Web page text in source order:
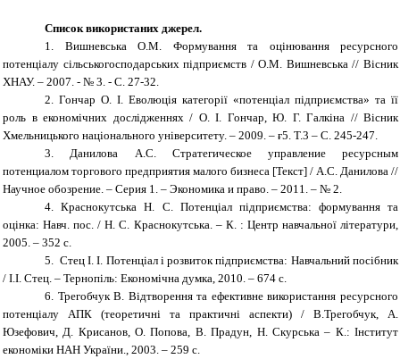
Список використаних джерел.
1.
Вишневська О.М. Формування та оцінювання ресурсного
потенціалу сільськогосподарських підприємств / О.М. Вишневська // Вісник
ХНАУ. – 2007. - № 3. - С. 27-32.
2.
Гончар О. І. Еволюція категорії «потенціал підприємства» та її
роль в економічних дослідженнях / О. І. Гончар, Ю. Г. Галкіна // Вісник
Хмельницького національного університету. – 2009. – ғ5. Т.3 – С. 245-247.
3.
Данилова А.С. Стратегическое управление ресурсным
потенциалом торгового предприятия малого бизнеса [Текст] / А.С. Данилова //
Научное обозрение. – Серия 1. – Экономика и право. – 2011. – № 2.
4.
Краснокутська Н. С. Потенціал підприємства: формування та
оцінка: Навч. пос. / Н. С. Краснокутська. – К. : Центр навчальної літератури,
2005. – 352 с.
5.
Стец І. І. Потенціал і розвиток підприємства: Навчальний посібник
/ І.І. Стец. – Тернопіль: Економічна думка, 2010. – 674 с.
6. Трегобчук В. Відтворення та ефективне використання ресурсного
потенціалу АПК (теоретичні та практичні аспекти) / В.Трегобчук, А.
Юзефович, Д. Крисанов, О. Попова, В. Прадун, Н. Скурська – К.: Інститут
економіки НАН України., 2003. – 259 с.